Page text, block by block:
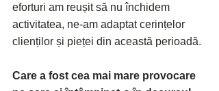
eforturi am reușit să nu închidem
activitatea, ne-am adaptat cerințelor
clienților și pieței din această perioadă.
Care a fost cea mai mare provocare